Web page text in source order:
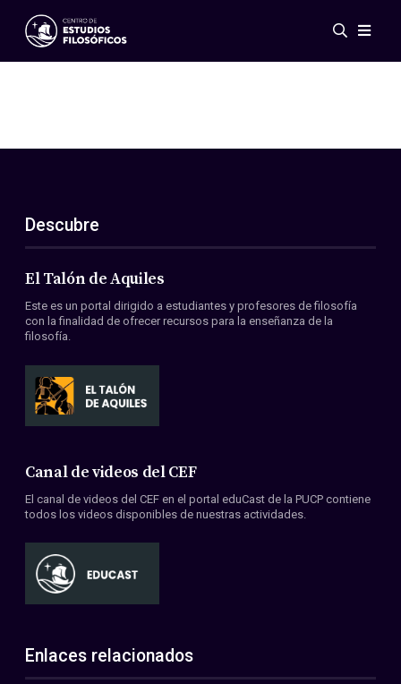
Eventos
ES
EN
Acerca de nosotros
Miembros
Convenios
Descubre
El Talón de Aquiles
Este es un portal dirigido a estudiantes y profesores de filosofía
con la finalidad de ofrecer recursos para la enseñanza de la
filosofía.
Canal de videos del CEF
El canal de videos del CEF en el portal eduCast de la PUCP contiene
todos los videos disponibles de nuestras actividades.
Enlaces relacionados